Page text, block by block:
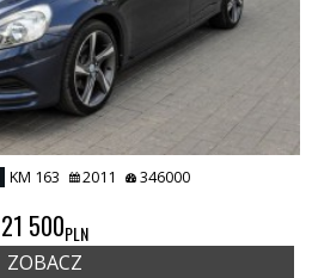
KM 163 2011 346000
21 500PLN
ZOBACZ